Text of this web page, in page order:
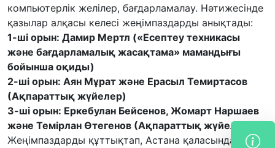
компьютерлік желілер, бағдарламалау. Нәтижесінде
қазылар алқасы келесі жеңімпаздарды анықтады:
1-ші орын: Дамир Мертл («Есептеу техникасы
және бағдарламалық жасақтама» мамандығы
бойынша оқиды)
2-ші орын: Аян Мұрат және Ерасыл Темиртасов
(Ақпараттық жүйелер)
3-ші орын: Еркебулан Бейсенов, Жомарт Наршаев
және Темірлан Өтегенов (Ақпараттық жүйелер)
Жеңімпаздарды құттықтап, Астана қаласында